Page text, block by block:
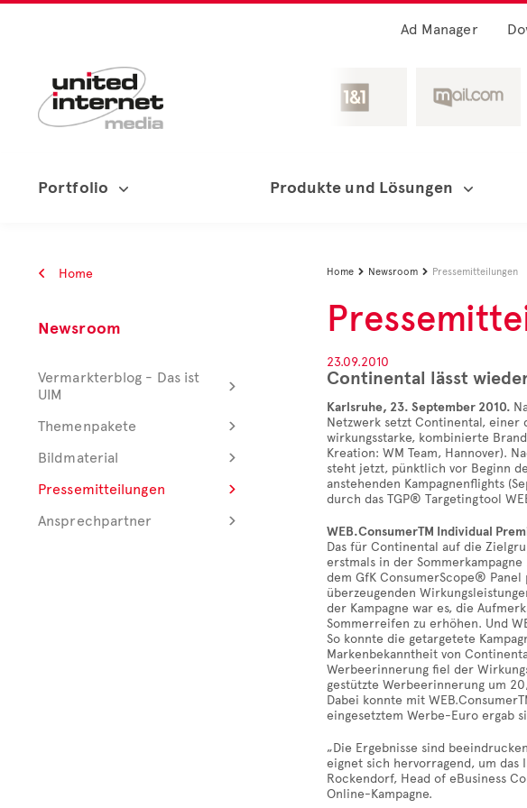
Ad Manager
Portfolio Produkte und Lösungen
Home
Newsroom
Vermarkterblog - Das ist
UIM
Themenpakete
Bildmaterial
Pressemitteilungen
Ansprechpartner
Home  Newsroom  Pressemitteilungen
23.09.2010
Continental lässt
Karlsruhe, 23. September 2010.
Netzwerk setzt Continental,
wirkungsstarke, kombinierte
Kreation: WM Team, Hannover).
steht jetzt, pünktlich vor Beginn
anstehenden Kampagnenflights
durch das TGP® Targetingtool
WEB.ConsumerTM Individual
Das für Continental auf die
erstmals in der
dem GfK ConsumerScope®
überzeugenden
der Kampagne war es, die
Sommerreifen zu erhöhen. Und
So konnte die getargetete
Markenbekanntheit von
Werbeerinnerung fiel der
gestützte Werbeerinnerung um
Dabei konnte mit
eingesetztem Werbe-Euro ergab
„Die Ergebnisse sind
eignet sich hervorragend, um
Rockendorf, Head of eBusiness
Online-Kampagne.